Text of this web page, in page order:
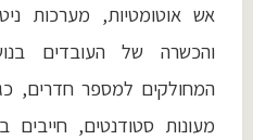
אש אוטומטיות, מערכות
והכשרה של העובדים
המחולקים למספר חדרים,
מעונות סטודנטים,